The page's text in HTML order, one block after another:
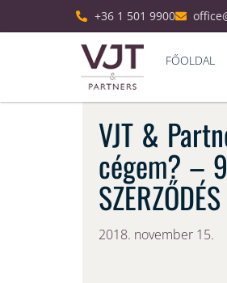
+36 1 501 9900
FŐOLDAL
VJT &
cégem? –
2018. november 15.